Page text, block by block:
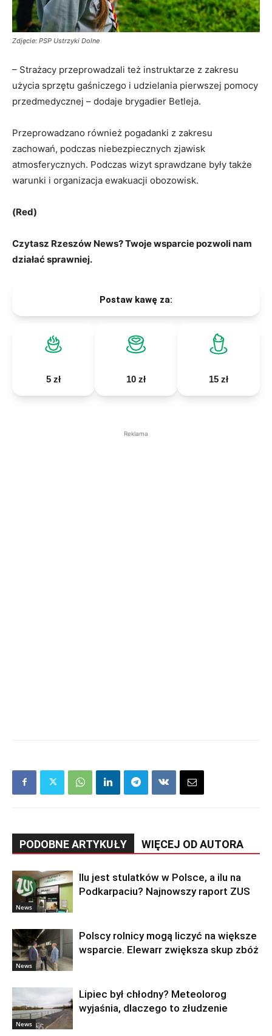
Zdjęcie: PSP Ustrzyki Dolne
– Strażacy przeprowadzali też instruktarze z zakresu
użycia sprzętu gaśniczego i udzielania pierwszej pomocy
przedmedycznej – dodaje brygadier Betleja.
Przeprowadzano również pogadanki z zakresu
zachowań, podczas niebezpiecznych zjawisk
atmosferycznych. Podczas wizyt sprawdzane były także
warunki i organizacja ewakuacji obozowisk.
(Red)
Czytasz Rzeszów News? Twoje wsparcie pozwoli nam
działać sprawniej.
Postaw kawę za:
5 zł 10 zł 15 zł
Reklama
PODOBNE ARTYKUŁY WIĘCEJ OD AUTORA
News
Ilu jest stulatków w Polsce, a ilu na
Podkarpaciu? Najnowszy raport ZUS
News
Polscy rolnicy mogą liczyć na większe
wsparcie. Elewarr zwiększa skup zbóż
News
Lipiec był chłodny? Meteolorog
wyjaśnia, dlaczego to złudzenie